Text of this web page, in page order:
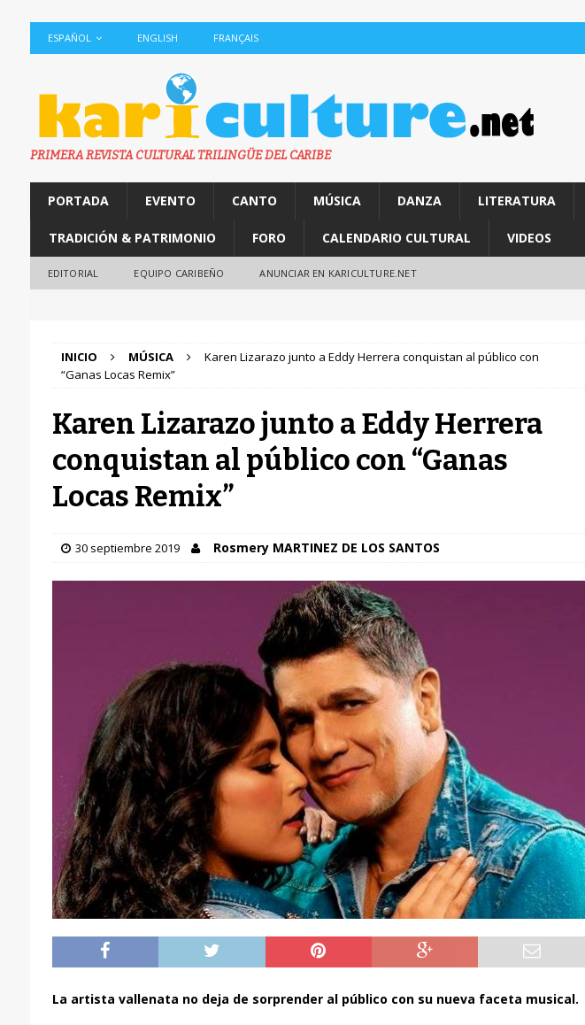
ESPAÑOL ENGLISH FRANÇAIS
PRIMERA REVISTA CULTURAL TRILINGÜE DEL CARIBE
PORTADA EVENTO CANTO MÚSICA DANZA LITERATURA
TRADICIÓN & PATRIMONIO FORO CALENDARIO CULTURAL VIDEOS
EDITORIAL EQUIPO CARIBEÑO ANUNCIAR EN KARICULTURE.NET
INICIO MÚSICA
Karen Lizarazo junto a Eddy Herrera conquistan al público con
“Ganas Locas Remix”
Karen Lizarazo junto a Eddy Herrera
conquistan al público con “Ganas
Locas Remix”
30 septiembre 2019 Rosmery MARTINEZ DE LOS SANTOS
La artista vallenata no deja de sorprender al público con su nueva faceta musical.